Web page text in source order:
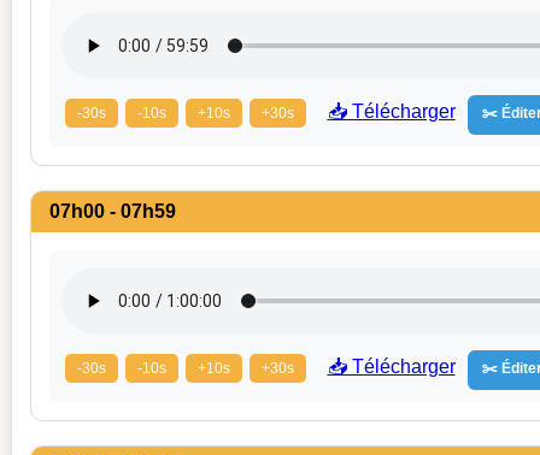
-30s -10s +10s +30s 📥 Télécharger ✂️
07h00 - 07h59
-30s -10s +10s +30s 📥 Télécharger ✂️